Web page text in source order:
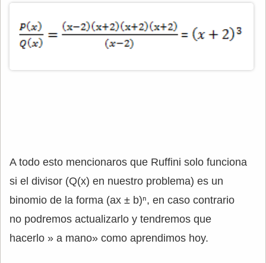
A todo esto mencionaros que Ruffini solo funciona
si el divisor (Q(x) en nuestro problema) es un
binomio de la forma (ax ± b)ⁿ, en caso contrario
no podremos actualizarlo y tendremos que
hacerlo » a mano» como aprendimos hoy.